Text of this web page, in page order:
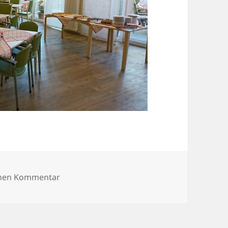
Kommentarzu DSC_0557